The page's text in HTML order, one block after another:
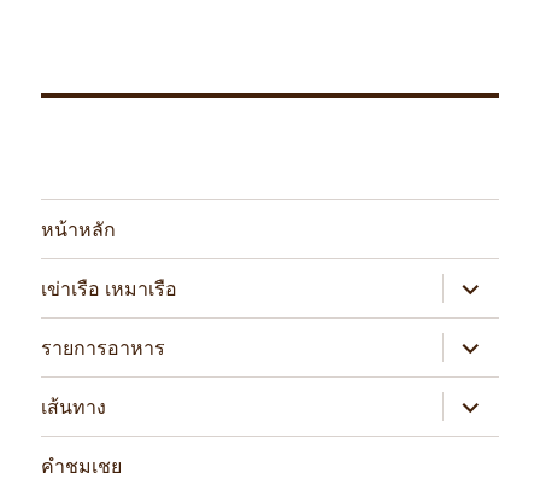
หน้าหลัก
เข่าเรือ เหมาเรือ
expand
child
menu
รายการอาหาร
expand
child
menu
เส้นทาง
expand
child
menu
คำชมเชย